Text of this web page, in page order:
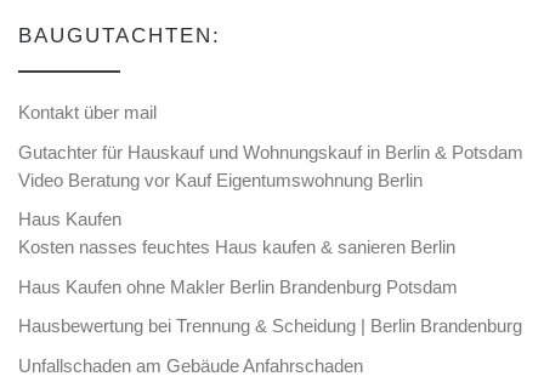
BAUGUTACHTEN:
Kontakt über mail
Gutachter für Hauskauf und Wohnungskauf in Berlin & Potsdam
Video Beratung vor Kauf Eigentumswohnung Berlin
Haus Kaufen
Kosten nasses feuchtes Haus kaufen & sanieren Berlin
Haus Kaufen ohne Makler Berlin Brandenburg Potsdam
Hausbewertung bei Trennung & Scheidung | Berlin Brandenburg
Unfallschaden am Gebäude Anfahrschaden